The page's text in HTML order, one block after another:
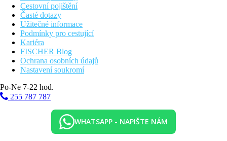
Snídaně oběd a večeře formou bufetu
Lehký studený snack (11.00–18.00 hod.)
Káva, čaj a zákusek (16.30–18.00 hod.)
Zmrzlina pro děti do 12 let (11.00–18.00 hod.)
Vybrané alkoholické a nealkoholické nápoje (11.00–23.00
hod.)
Lehátka a slunečníky u bazénu zdarma
* Stravování probíhá v sesterském hotelu Astir Palace ****
(vedlejší budova)
Děti
Brouzdaliště, dětská postýlka na vyžádání (zdarma).
Cestovní pojištění
Časté dotazy
Užitečné informace
Podmínky pro cestující
Kariéra
FISCHER Blog
Ochrana osobních údajů
Nastavení soukromí
Po-Ne 7-22 hod.
255 787 787
WHATSAPP - NAPIŠTE NÁM